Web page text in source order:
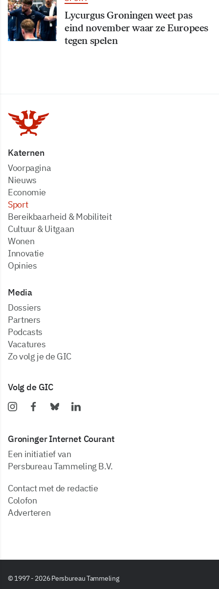
Lycurgus Groningen weet pas
eind november waar ze Europees
tegen spelen
Katernen
Voorpagina
Nieuws
Economie
Sport
Bereikbaarheid & Mobiliteit
Cultuur & Uitgaan
Wonen
Innovatie
Opinies
Media
dossiers
partners
podcasts
vacatures
zo volg je de GIC
Volg de GIC
Groninger Internet Courant
Een initiatief van
Persbureau Tammeling B.V.
Contact met de redactie
Colofon
Adverteren
© 1997 - 2026 Persbureau Tammeling